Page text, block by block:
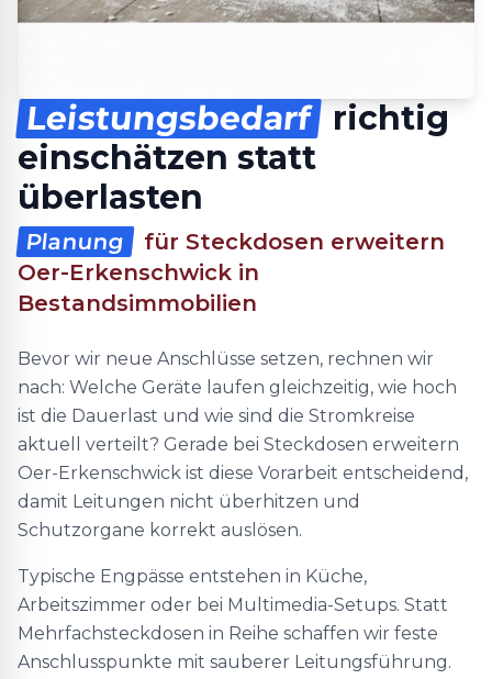
Leistungsbedarf richtig
einschätzen statt
überlasten
Planung
für Steckdosen erweitern
Oer-Erkenschwick in
Bestandsimmobilien
Bevor wir neue Anschlüsse setzen, rechnen wir
nach: Welche Geräte laufen gleichzeitig, wie hoch
ist die Dauerlast und wie sind die Stromkreise
aktuell verteilt? Gerade bei Steckdosen erweitern
Oer-Erkenschwick ist diese Vorarbeit entscheidend,
damit Leitungen nicht überhitzen und
Schutzorgane korrekt auslösen.
Typische Engpässe entstehen in Küche,
Arbeitszimmer oder bei Multimedia-Setups. Statt
Mehrfachsteckdosen in Reihe schaffen wir feste
Anschlusspunkte mit sauberer Leitungsführung.